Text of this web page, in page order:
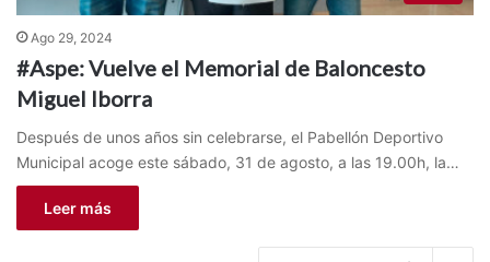
Ago 29, 2024
#Aspe: Vuelve el Memorial de Baloncesto
Miguel Iborra
Después de unos años sin celebrarse, el Pabellón Deportivo
Municipal acoge este sábado, 31 de agosto, a las 19.00h, la…
Leer más